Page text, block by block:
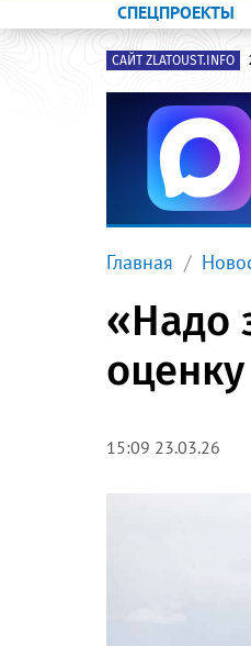
СПЕЦПРОЕКТЫ
САЙТ ZLATOUST.INFO
Главная
«Надо
15:09 23.03.26